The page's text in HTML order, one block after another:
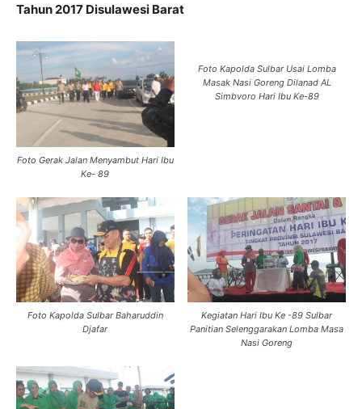
Tahun 2017 Disulawesi Barat
Foto Gerak Jalan Menyambut Hari Ibu
Ke- 89
Foto Kapolda Sulbar Usai Lomba
Masak Nasi Goreng Dilanad AL
Simbvoro Hari Ibu Ke-89
Foto Kapolda Sulbar Baharuddin
Djafar
Kegiatan Hari Ibu Ke -89 Sulbar
Panitian Selenggarakan Lomba Masa
Nasi Goreng